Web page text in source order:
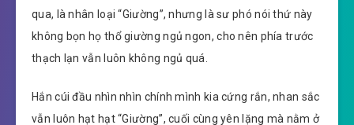
qua, là nhân loại “Giường”, nhưng là sư phó nói thứ này
không bọn họ thổ giường ngủ ngon, cho nên phía trước
thạch lạn vẫn luôn không ngủ quá.
Hắn cúi đầu nhìn nhìn chính mình kia cứng rắn, nhan sắc
vẫn luôn hạt hạt “Giường”, cuối cùng yên lặng mà nằm ở